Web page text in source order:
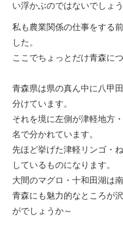
い浮かぶのではないでしょ
私も農業関係の仕事をする
した。
ここでちょっとだけ青森につ
青森県は県の真ん中に八甲
分けています。
それを境に左側が津軽地方
名で分かれています。
先ほど挙げた津軽リンゴ・
しているものになります。
大間のマグロ・十和田湖は
青森にも魅力的なところが
がでしょうか～